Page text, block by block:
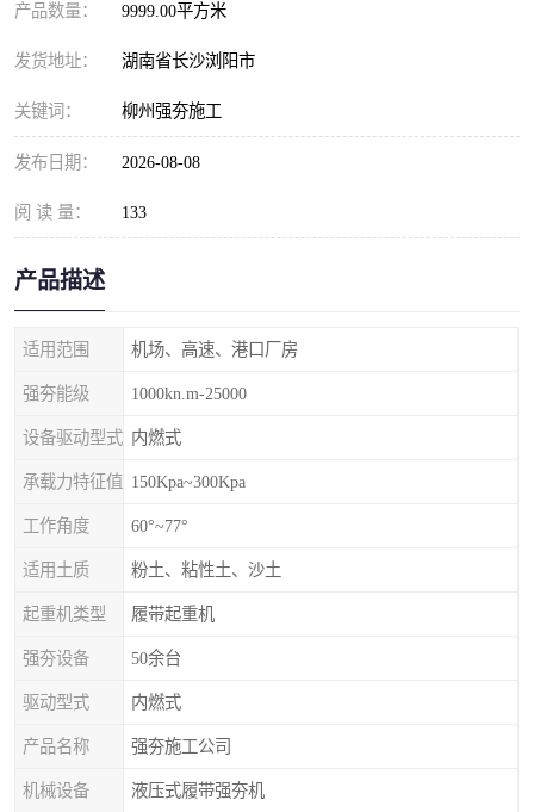
产品数量： 9999.00平方米
发货地址： 湖南省长沙浏阳市
关键词： 柳州强夯施工
发布日期： 2026-08-08
阅 读 量： 133
产品描述
适用范围 机场、高速、港口厂房
强夯能级 1000kn.m-25000
设备驱动型式 内燃式
承载力特征值 150Kpa~300Kpa
工作角度 60°~77°
适用土质 粉土、粘性土、沙土
起重机类型 履带起重机
强夯设备 50余台
驱动型式 内燃式
产品名称 强夯施工公司
机械设备 液压式履带强夯机